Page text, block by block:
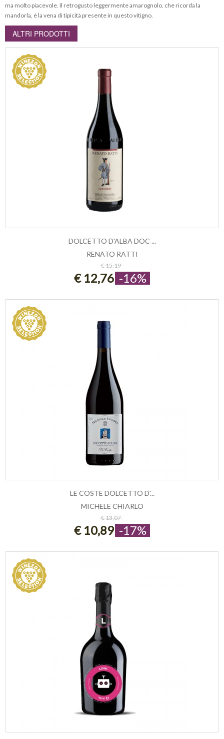
ma molto piacevole. Il retrogusto leggermente amarognolo, che ricorda la
mandorla, è la vena di tipicità presente in questo vitigno.
ALTRI PRODOTTI
ESAURITO
DOLCETTO D'ALBA DOC ...
RENATO RATTI
€ 15,19
€ 12,76 -16%
ESAURITO
LE COSTE DOLCETTO D'...
MICHELE CHIARLO
€ 13,07
€ 10,89 -17%